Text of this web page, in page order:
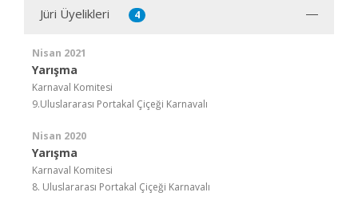
Jüri Üyelikleri 4
Nisan 2021
Yarışma
Karnaval Komitesi
9.Uluslararası Portakal Çiçeği Karnavalı
Nisan 2020
Yarışma
Karnaval Komitesi
8. Uluslararası Portakal Çiçeği Karnavalı